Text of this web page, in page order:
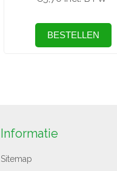
Informatie
Sitemap